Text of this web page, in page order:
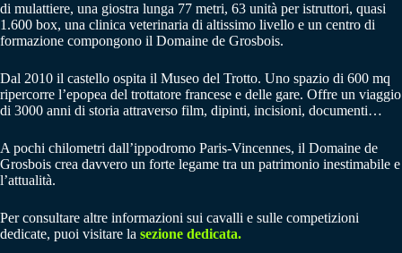
di mulattiere, una giostra lunga 77 metri, 63 unità per istruttori, quasi
1.600 box, una clinica veterinaria di altissimo livello e un centro di
formazione compongono il Domaine de Grosbois.
Dal 2010 il castello ospita il Museo del Trotto. Uno spazio di 600 mq
ripercorre l’epopea del trottatore francese e delle gare. Offre un viaggio
di 3000 anni di storia attraverso film, dipinti, incisioni, documenti…
A pochi chilometri dall’ippodromo Paris-Vincennes, il Domaine de
Grosbois crea davvero un forte legame tra un patrimonio inestimabile e
l’attualità.
Per consultare altre informazioni sui cavalli e sulle competizioni
dedicate, puoi visitare la sezione dedicata.